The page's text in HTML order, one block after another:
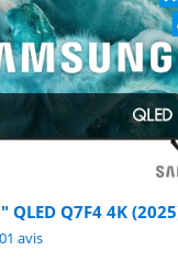
QLED Q7F4 4K
sur 10, basée sur 101 avis.
avis
sur 10, basée sur 75 avis.
sur 10, basée sur 24 avis.